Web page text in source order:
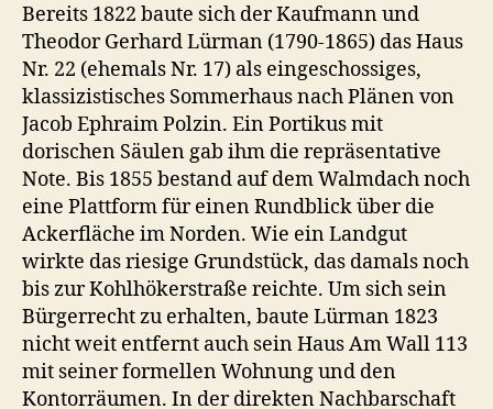
Bereits 1822 baute sich der Kaufmann und
Theodor Gerhard Lürman (1790-1865) das Haus
Nr. 22 (ehemals Nr. 17) als eingeschossiges,
klassizistisches Sommerhaus nach Plänen von
Jacob Ephraim Polzin. Ein Portikus mit
dorischen Säulen gab ihm die repräsentative
Note. Bis 1855 bestand auf dem Walmdach noch
eine Plattform für einen Rundblick über die
Ackerfläche im Norden. Wie ein Landgut
wirkte das riesige Grundstück, das damals noch
bis zur Kohlhökerstraße reichte. Um sich sein
Bürgerrecht zu erhalten, baute Lürman 1823
nicht weit entfernt auch sein Haus Am Wall 113
mit seiner formellen Wohnung und den
Kontorräumen. In der direkten Nachbarschaft